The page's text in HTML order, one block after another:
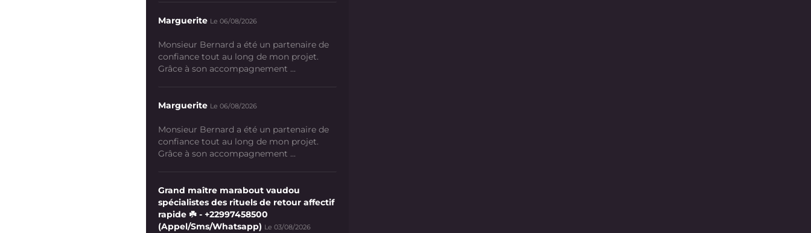
Marguerite Le 06/08/2026
Monsieur Bernard a été un partenaire de
confiance tout au long de mon projet.
Grâce à son accompagnement ...
Marguerite Le 06/08/2026
Monsieur Bernard a été un partenaire de
confiance tout au long de mon projet.
Grâce à son accompagnement ...
Grand maître marabout vaudou
spécialistes des rituels de retour affectif
rapide ☘️ - +22997458500
(Appel/Sms/Whatsapp) Le 03/08/2026